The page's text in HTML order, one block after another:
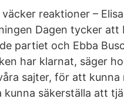
reaktioner –
Dagen tycker att
partiet och Ebba
har klarnat, säger
sajter, för att kunna
säkerställa att